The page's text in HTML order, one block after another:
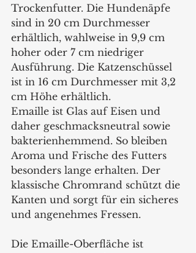
Trockenfutter. Die Hundenäpfe
sind in 20 cm Durchmesser
erhältlich, wahlweise in 9,9 cm
hoher oder 7 cm niedriger
Ausführung. Die Katzenschüssel
ist in 16 cm Durchmesser mit 3,2
cm Höhe erhältlich.
Emaille ist Glas auf Eisen und
daher geschmacksneutral sowie
bakterienhemmend. So bleiben
Aroma und Frische des Futters
besonders lange erhalten. Der
klassische Chromrand schützt die
Kanten und sorgt für ein sicheres
und angenehmes Fressen.
Die Emaille-Oberfläche ist